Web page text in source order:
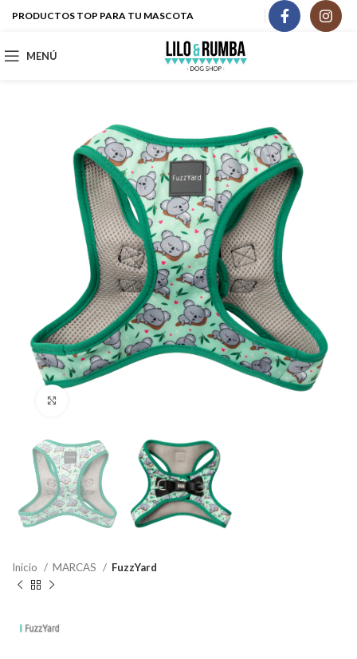
PRODUCTOS TOP PARA TU MASCOTA
MENÚ
Inicio MARCAS FuzzYard